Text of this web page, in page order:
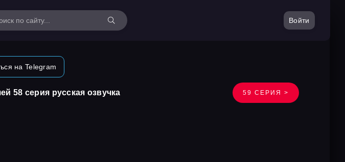
Войти
на Telegram
58 серия русская озвучка 59 СЕРИЯ >